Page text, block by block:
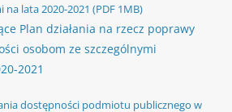
lata 2020-2021 (PDF 1MB)
Plan działania na rzecz poprawy
osobom ze szczególnymi
2021
dostępności podmiotu publicznego w